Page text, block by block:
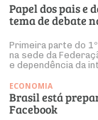
Papel dos pais e
tema de debate
Primeira parte do
na sede da
e dependência da
ECONOMIA
Brasil está
Facebook